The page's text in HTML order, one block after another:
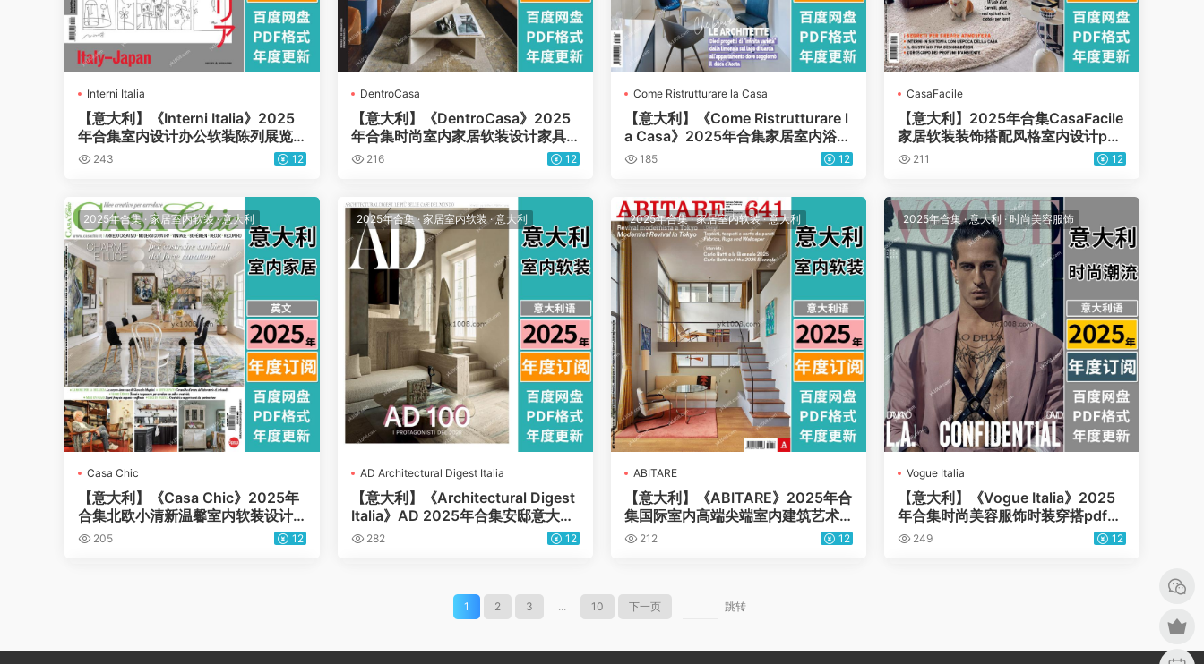
Interni Italia
【意大利】《Interni Italia》2025
年合集室内设计办公软装陈列展览
设计PDF杂志（年订阅）
243 12
DentroCasa
【意大利】《DentroCasa》2025
年合集时尚室内家居软装设计家具
灵感PDF杂志（年订阅）
216 12
Come Ristrutturare la Casa
【意大利】《Come Ristrutturare l
a Casa》2025年合集家居室内浴室
厨房家庭空间装修翻新信息pdf杂志
185 12
CasaFacile
【意大利】2025年合集CasaFacile
家居软装装饰搭配风格室内设计pdf
杂志（年订阅）
211 12
2025年合集· 家居室内软装·意大利
Casa Chic
【意大利】《Casa Chic》2025年
合集北欧小清新温馨室内软装设计p
df杂志（年订阅）
205 12
2025年合集· 家居室内软装·意大利
AD Architectural Digest Italia
【意大利】《Architectural Digest
Italia》AD 2025年合集安邸意大利
室内软装设计杂志PDF（年订阅）
282 12
2025年合集·家居室内软装·意大利
ABITARE
【意大利】《ABITARE》2025年合
集国际室内高端尖端室内建筑艺术
设计pdf电子杂志（年订阅）
212 12
2025年合集·意大利 · 时尚美容服饰
Vogue Italia
【意大利】《Vogue Italia》2025
年合集时尚美容服饰时装穿搭pdf潮
流杂志（年订阅）
249 12
1 2 3 ... 10 下一页 跳转